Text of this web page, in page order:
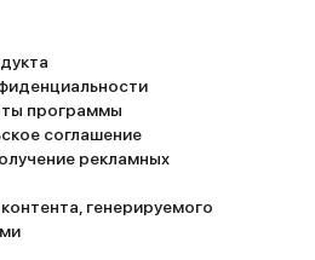
программы
соглашение
рекламных
генерируемого